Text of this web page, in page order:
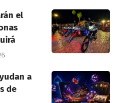
el
a
de